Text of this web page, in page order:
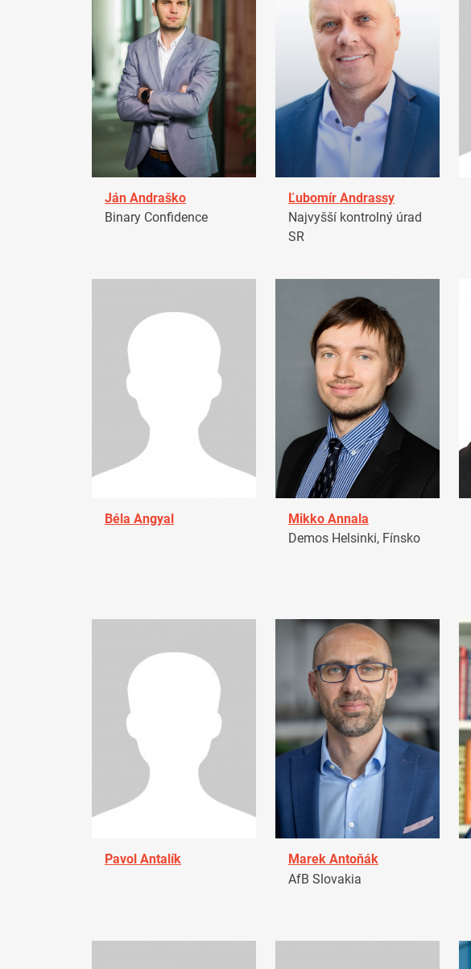
Ján Andraško
Binary Confidence
Ľubomír Andrassy
Najvyšší kontrolný úrad
SR
Béla Angyal
Mikko Annala
Demos Helsinki, Fínsko
Pavol Antalík
Marek Antoňák
AfB Slovakia